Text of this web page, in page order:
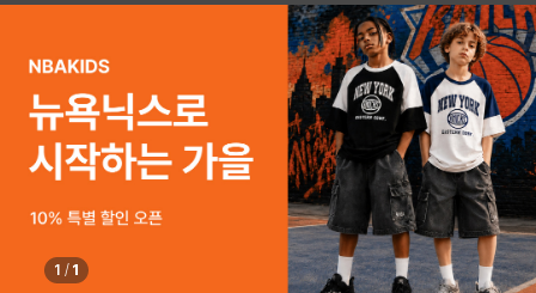
구매하기
주소 : 서울시 강남구 논현로 633, 6층 (논현동, 한세엠케이빌딩)
사업자등록번호 : 116-81-32499
통신판매업신고번호 : 제 2024-서울강남-04239
호스팅 서비스 : 스타일이십사㈜
고객센터 1544-5336(평일 09:00~ 18:00 토/일/공휴일 휴무)
스타일24 고객센터 1544-5336
평일 09:00~ 18:00 (토/일/공휴일 휴무)
help Email : help@style24.com
COPYRIGHTⓒ2021 STYLE24 ALL RIGHTS RESERVED.
1 / 1